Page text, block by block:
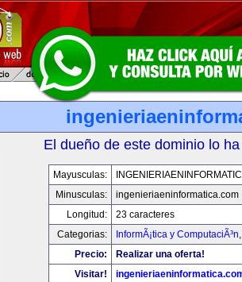
El dueño de este dominio lo
Mayusculas:
Minusculas:
ingenieriaeninformatica.com
Longitud:
23 caracteres
Categorias:
InformÃ¡tica y ComputaciÃ³n
Precio:
Realizar una oferta!
Visitar!